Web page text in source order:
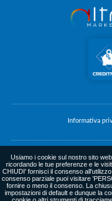
Informativa
Usiamo i cookie sul nostro sito
ricordando le tue preferenze e le
CHIUDI' fornisci il consenso
consenso parziale puoi visitare
fornire o meno il consenso. La
impostazioni di default e dunque la